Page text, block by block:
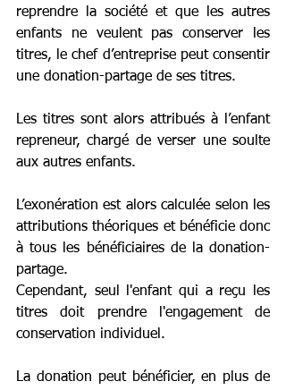
reprendre la société et que les autres
enfants ne veulent pas conserver les
titres, le chef d’entreprise peut consentir
une donation-partage de ses titres.
Les titres sont alors attribués à l’enfant
repreneur, chargé de verser une soulte
aux autres enfants.
L’exonération est alors calculée selon les
attributions théoriques et bénéficie donc
à tous les bénéficiaires de la donation-
partage.
Cependant, seul l'enfant qui a reçu les
titres doit prendre l'engagement de
conservation individuel.
La donation peut bénéficier, en plus de